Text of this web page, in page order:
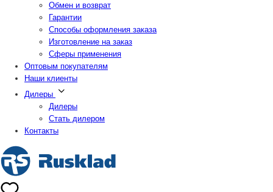
Обмен и возврат
Гарантии
Способы оформления заказа
Изготовление на заказ
Сферы применения
Оптовым покупателям
Наши клиенты
Дилеры
Дилеры
Стать дилером
Контакты